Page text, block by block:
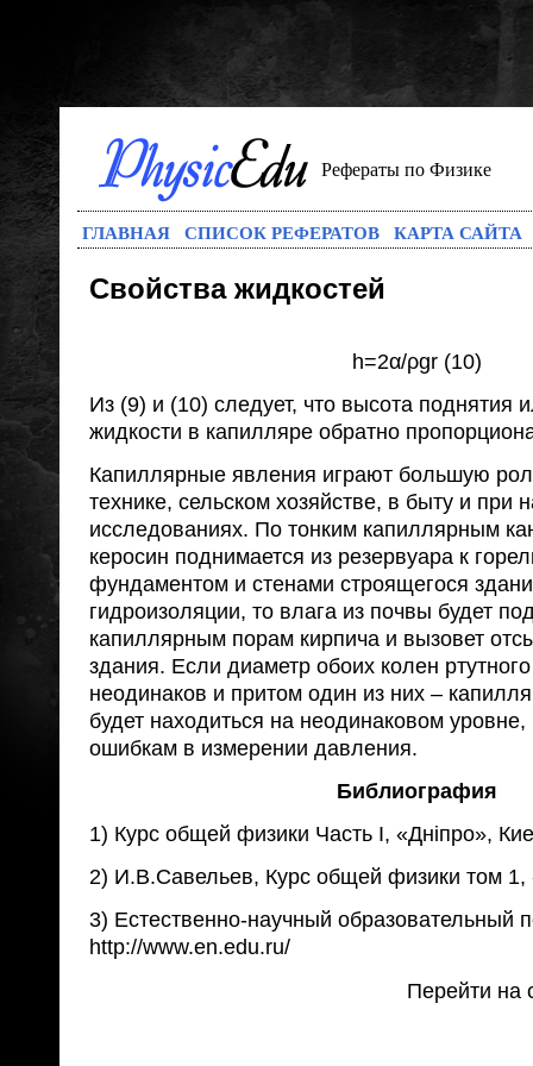
Рефераты по Физике
ГЛАВНАЯ СПИСОК РЕФЕРАТОВ КАРТА САЙТА
Свойства жидкостей
h=2α/ρgr (10)
Из (9) и (10) следует, что высота поднятия
жидкости в капилляре обратно
Капиллярные явления играют большую
технике, сельском хозяйстве, в быту и при
исследованиях. По тонким капиллярным
керосин поднимается из резервуара к
фундаментом и стенами строящегося
гидроизоляции, то влага из почвы будет
капиллярным порам кирпича и вызовет
здания. Если диаметр обоих колен
неодинаков и притом один из них –
будет находиться на неодинаковом уровне,
ошибкам в измерении давления.
Библиография
1) Курс общей физики Часть I, «Днiпро»,
2) И.В.Савельев, Курс общей физики том 1,
3) Естественно-научный образовательный
http://www.en.edu.ru/
Перейти на